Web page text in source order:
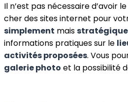
Il n’est pas nécessaire d’avoir
cher des sites internet pour
simplement mais
informations pratiques sur le
activités proposées. Vous
galerie photo et la possibilité